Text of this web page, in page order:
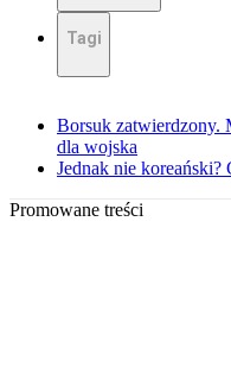
Tagi
Borsuk zatwierdzony.
dla wojska
Jednak nie
Promowane treści